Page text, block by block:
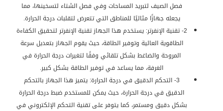
فصل الصيف لتبريد المساحات وفي فصل الشتاء لتسخينها، مما
يجعله جهازًا مثاليًا للمناطق التي تتعرض لتقلبات درجة الحرارة.
2- تقنية الإنفرتر: يستخدم هذا الجهاز تقنية الإنفرتر لتحقيق الكفاءة
الطاقوية العالية وتوفير الطاقة، حيث يقوم الجهاز بتعديل سرعة
المروحة والضاغط بشكل تلقائي وفقًا لتغيرات درجة الحرارة في
الغرفة، مما يساعد في توفير الطاقة بشكل كبير.
3- التحكم الدقيق في درجة الحرارة: يتميز هذا الجهاز بالتحكم
الدقيق في درجة الحرارة، حيث يمكن للمستخدم ضبط درجة الحرارة
بشكل دقيق ومستمر، كما يتوفر على تقنية التحكم الإلكتروني في